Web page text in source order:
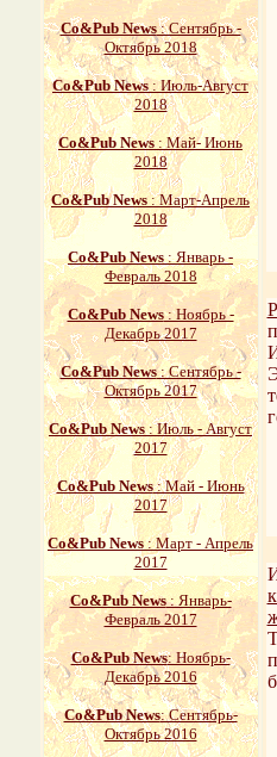
Со&Pub News: Сентябрь -
Октябрь 2018
Со&Pub News : Июль-Август
2018
Со&Pub News : Май- Июнь
2018
Со&Pub News: Март-Апрель
2018
Со&Pub News: Январь -
Февраль 2018
Со&Pub News: Ноябрь -
Декабрь 2017
Со&Pub News: Сентябрь -
Октябрь 2017
Со&Pub News: Июль - Август
2017
Со&Pub News: Май - Июнь
2017
Со&Pub News: Март - Апрель
2017
Со&Pub News: Январь-
Февраль 2017
Со&Pub News: Ноябрь-
Декабрь 2016
Со&Pub News: Сентябрь-
Октябрь 2016